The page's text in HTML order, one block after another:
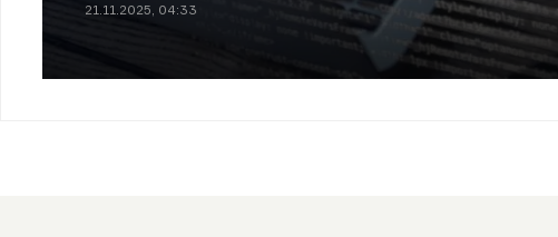
21.11.2025, 04:33